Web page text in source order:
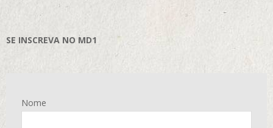
SE INSCREVA NO MD1
Nome